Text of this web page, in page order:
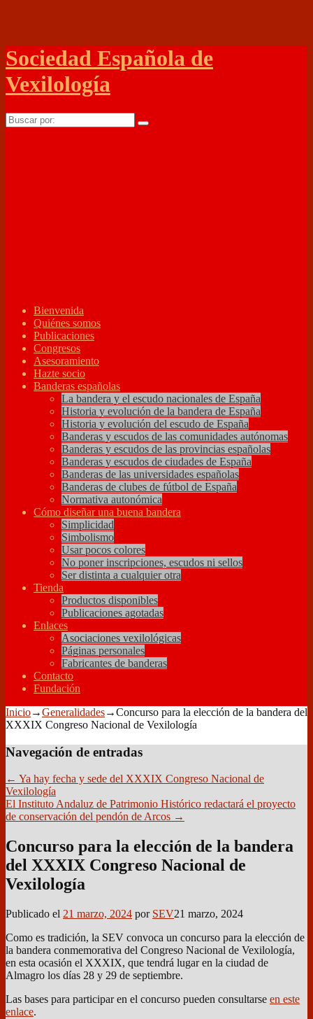
Sociedad Española de
Vexilología
Buscar
por:
Bienvenida
Quiénes somos
Publicaciones
Congresos
Asesoramiento
Hazte socio
Banderas españolas
La bandera y el escudo nacionales de España
Historia y evolución de la bandera de España
Historia y evolución del escudo de España
Banderas y escudos de las comunidades autónomas
Banderas y escudos de las provincias españolas
Banderas y escudos de ciudades de España
Banderas de las universidades españolas
Banderas de clubes de fútbol de España
Normativa autonómica
Cómo diseñar una buena bandera
Simplicidad
Simbolismo
Usar pocos colores
No poner inscripciones, escudos ni sellos
Ser distinta a cualquier otra
Tienda
Productos disponibles
Publicaciones agotadas
Enlaces
Asociaciones vexilológicas
Páginas personales
Fabricantes de banderas
Contacto
Fundación
Inicio→Generalidades→Concurso para la elección de la bandera del
XXXIX Congreso Nacional de Vexilología
Navegación de entradas
← Ya hay fecha y sede del XXXIX Congreso Nacional de
Vexilología
El Instituto Andaluz de Patrimonio Histórico redactará el proyecto
de conservación del pendón de Arcos →
Concurso para la elección de la bandera
del XXXIX Congreso Nacional de
Vexilología
Publicado el 21 marzo, 2024 por SEV21 marzo, 2024
Como es tradición, la SEV convoca un concurso para la elección de
la bandera conmemorativa del Congreso Nacional de Vexilología,
en esta ocasión el XXXIX, que tendrá lugar en la ciudad de
Almagro los días 28 y 29 de septiembre.
Las bases para participar en el concurso pueden consultarse en este
enlace.